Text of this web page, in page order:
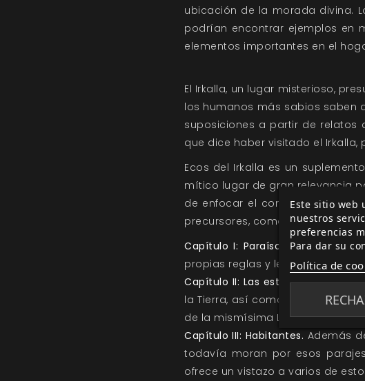
ubicación de la morada divina.
podrían encontrar ejemplos en
elementos importantes en el
El Irkalla, un lugar misterioso,
los humanos más sabios saben
suposiciones a partir de relatos
que dice haber visitado el Irkalla,
Ecos del Irkalla es un
mítico lugar de gran relevancia
de enfocar el contenido los
precursores, como lugares,
Capítulo I: Paraíso perdido.Una
propias reglas y leyes físicas,
Capítulo II: Las estancias.En este
la Tierra, así como algunos
de la mismísima Lilith.
Capítulo III: Habitantes. Además
todavía moran por esos
ofrece un vistazo a varios de
Este sitio web
nuestros
preferencias
Para dar su
Política de